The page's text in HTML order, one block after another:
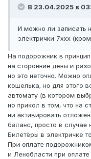
В 23.04.2025 в
И можно ли записать
электрички 7xxx
На подорожник в
на сторонние деньги
но это неточно. Можно
кошелька, но для этого
автомату (в котором
но прикол в том, что на
ни активировать
баланс, просто в случае
Билетёры в электричке
При оплате
и Ленобласти при